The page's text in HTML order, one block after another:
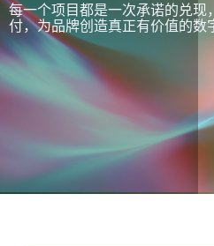
每一个项目都是一次承诺的兑现
付，为品牌创造真正有价值的数